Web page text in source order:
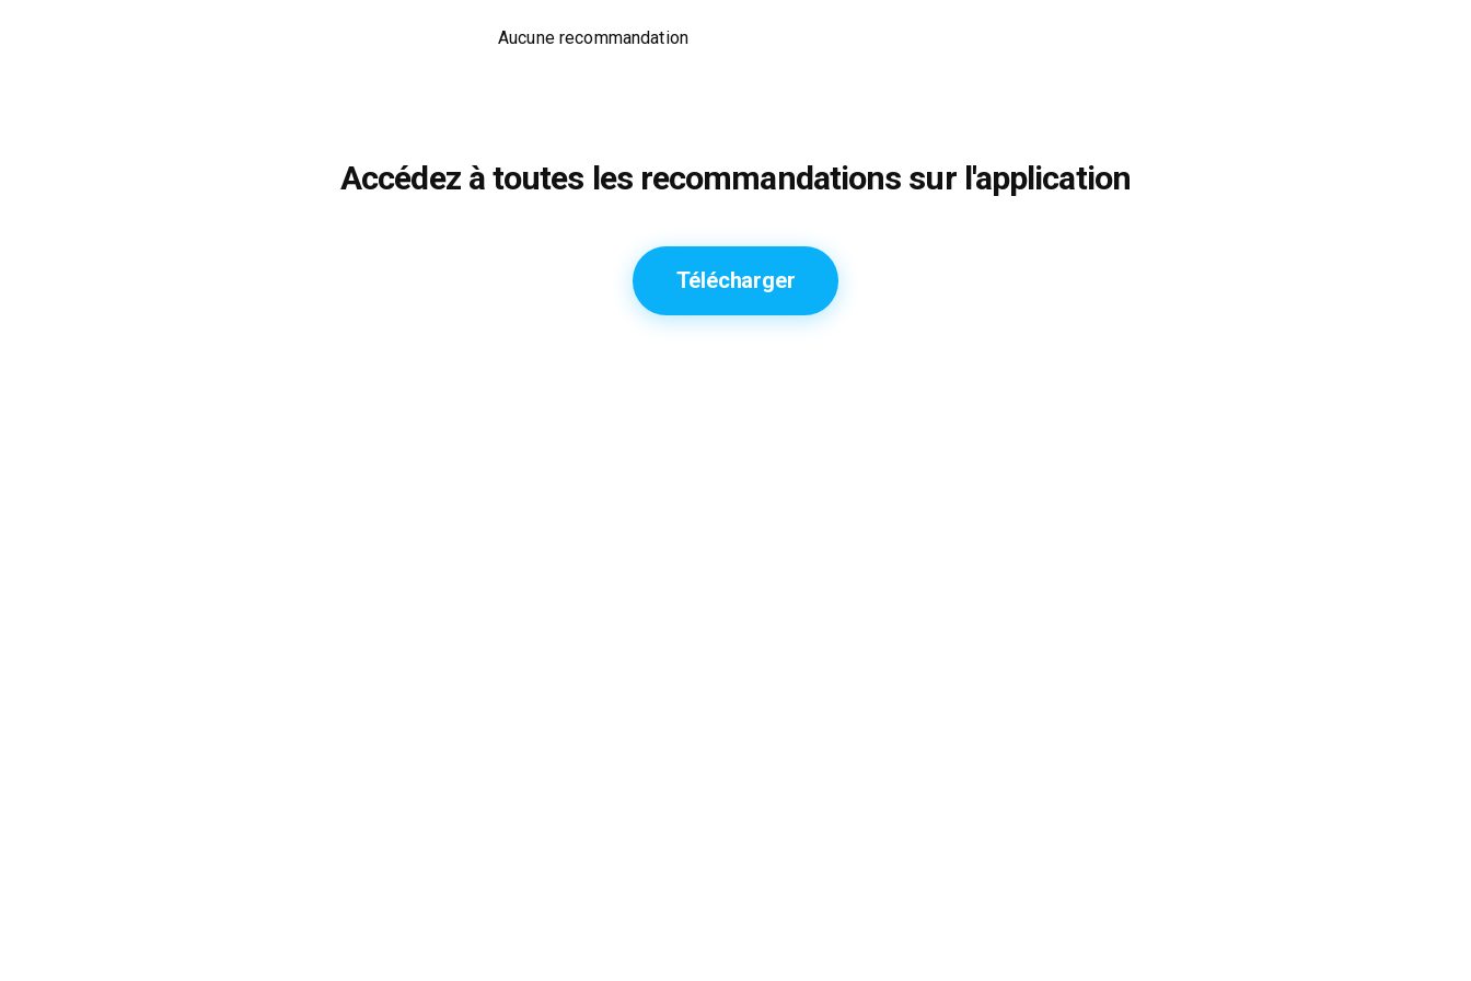
Aucune recommandation
Accédez à toutes les recommandations sur l'application
Télécharger